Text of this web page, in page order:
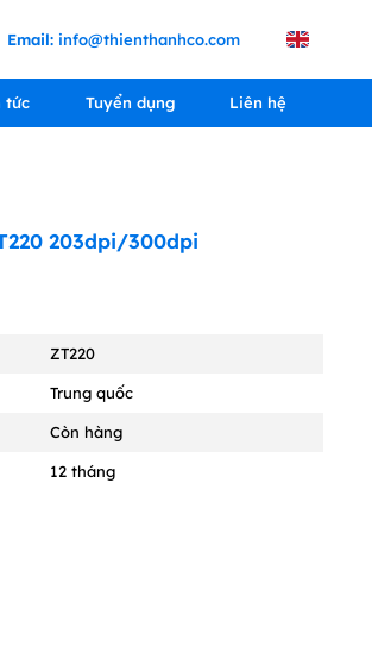
Email: info@thienthanhco.com
tức Tuyển dụng Liên hệ
203dpi/300dpi
ZT220
Trung quốc
Còn hàng
12 tháng